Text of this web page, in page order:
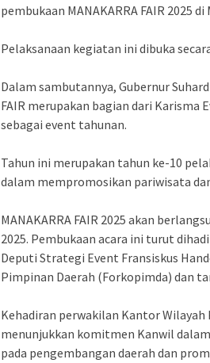
pembukaan MANAKARRA FAIR 2025
‎Pelaksanaan kegiatan ini dibuka
‎Dalam sambutannya, Gubernur
FAIR merupakan bagian dari Karisma
sebagai event tahunan.
‎Tahun ini merupakan tahun ke-10
dalam mempromosikan pariwisata
‎MANAKARRA FAIR 2025 akan
2025. Pembukaan acara ini turut
Deputi Strategi Event Fransiskus
Pimpinan Daerah (Forkopimda) dan
‎Kehadiran perwakilan Kantor
menunjukkan komitmen Kanwil
pada pengembangan daerah dan